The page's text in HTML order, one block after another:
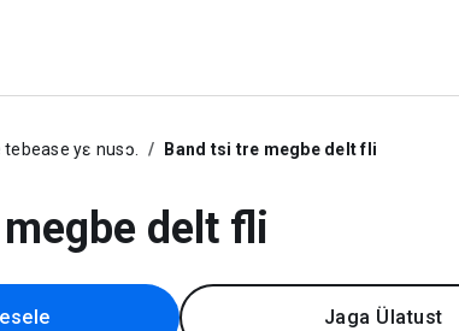
tebease yɛ nusɔ. Band tsi tre megbe delt fli
delt fli
Jaga Ülatust